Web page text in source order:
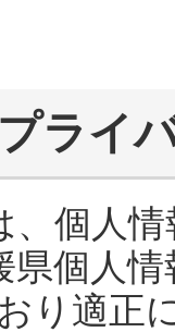
プライ
、個人
県個人
り適正